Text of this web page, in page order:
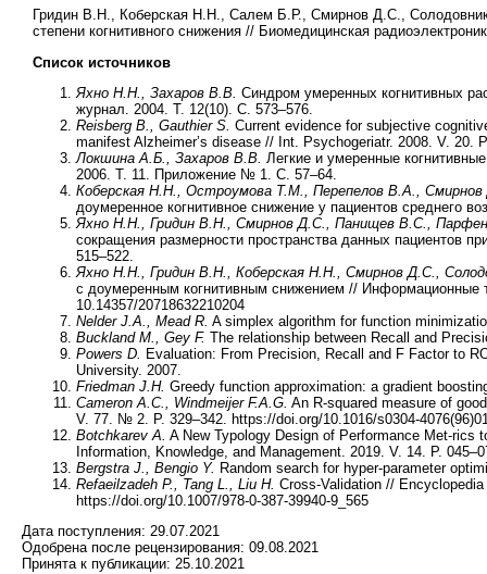
Гридин В.Н., Коберская Н.Н., Салем Б.Р., Смирнов Д.С.,
степени когнитивного снижения // Биомедицинская
Список источников
Яхно Н.Н., Захаров В.В. Синдром умеренных когнитивных
журнал. 2004. Т. 12(10). С. 573–576.
Reisberg B., Gauthier S. Current evidence for subjective
manifest Alzheimer’s disease // Int. Psychogeriatr. 2008. V. 20.
Локшина А.Б., Захаров В.В. Легкие и умеренные
2006. Т. 11. Приложение № 1. С. 57–64.
Коберская Н.Н., Остроумова Т.М., Перепелов В.А.,
доумеренное когнитивное снижение у пациентов среднего
Яхно Н.Н., Гридин В.Н., Смирнов Д.С., Панищев В.С.,
сокращения размерности пространства данных пациентов
515–522.
Яхно Н.Н., Гридин В.Н., Коберская Н.Н., Смирнов Д.С.,
с доумеренным когнитивным снижением //
10.14357/20718632210204
Nelder J.A., Mead R. A simplex algorithm for function
Buckland M., Gey F. The relationship between Recall and
Powers D.
Evaluation: From Precision, Recall and F Factor to
University. 2007.
Friedman J.H. Greedy function approximation: a gradient
Cameron A.C., Windmeijer F.A.G. An R-squared measure of
V. 77. № 2. P. 329–342. https://doi.org/10.1016/s0304-
Botchkarev A. A New Typology Design of Performance Met-rics
Information, Knowledge, and Management. 2019. V. 14. P.
Bergstra J., Bengio Y. Random search for hyper-parameter
Refaeilzadeh P., Tang L., Liu H. Cross-Validation //
https://doi.org/10.1007/978-0-387-39940-9_565
Дата поступления: 29.07.2021
Одобрена после рецензирования: 09.08.2021
Принята к публикации: 25.10.2021